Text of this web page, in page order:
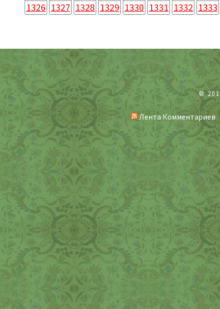
1326 1327 1328 1329 1330 1331 1332 1333
©
Лента Комментариев